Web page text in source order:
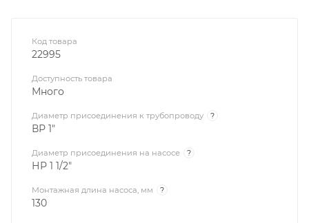
Код товара
22995
Доступность товара
Много
Диаметр присоединения к трубопроводу ?
ВР 1"
Диаметр присоединения на насосе ?
НР 1 1/2"
Монтажная длина насоса, мм ?
130